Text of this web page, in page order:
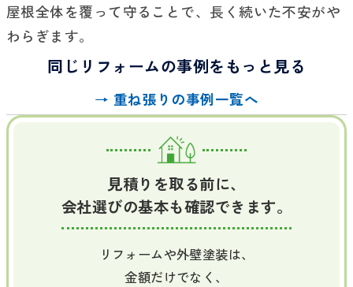
屋根全体を覆って守ることで、長く続いた不安がや
わらぎます。
同じリフォームの事例をもっと見る
→ 重ね張りの事例一覧へ
見積りを取る前に、
会社選びの基本も確認できます。
リフォームや外壁塗装は、
金額だけでなく、